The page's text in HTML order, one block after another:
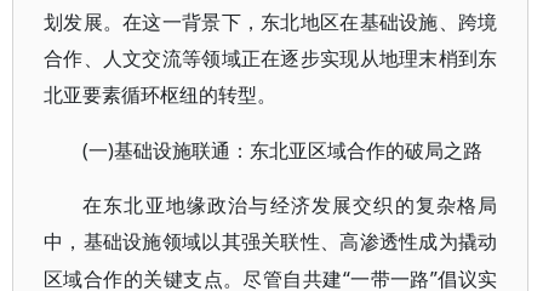
划发展。在这一背景下，东北地区在基础设施、跨境
合作、人文交流等领域正在逐步实现从地理末梢到东
北亚要素循环枢纽的转型。
(一)基础设施联通：东北亚区域合作的破局之路
在东北亚地缘政治与经济发展交织的复杂格局
中，基础设施领域以其强关联性、高渗透性成为撬动
区域合作的关键支点。尽管自共建“一带一路”倡议实